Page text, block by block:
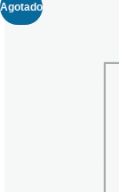
Agotado